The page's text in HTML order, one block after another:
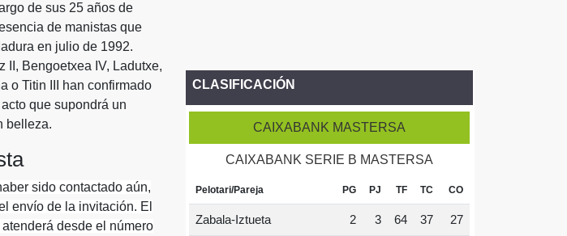
de sus 25 años de
de manistas que
en julio de 1992.
II, Bengoetxea IV, Ladutxe,
o Titin III han confirmado
que supondrá un
belleza.
sido contactado aún,
envío de la invitación. El
desde el número
CLASIFICACIÓN
CAIXABANK MASTERSA
CAIXABANK SERIE B MASTERSA
Pelotari/Pareja PG PJ TF TC CO
Zabala-Iztueta 2 3 64 37 27